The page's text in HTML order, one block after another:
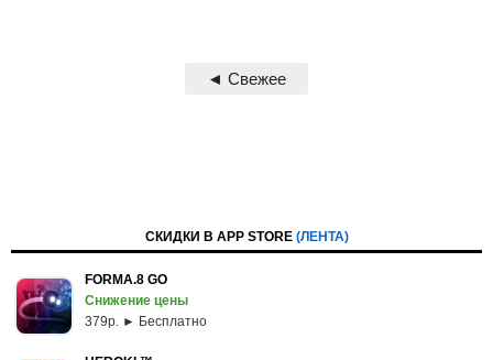
◄ Свежее
СКИДКИ В APP STORE (ЛЕНТА)
FORMA.8 GO
Снижение цены
379p. ► Бесплатно